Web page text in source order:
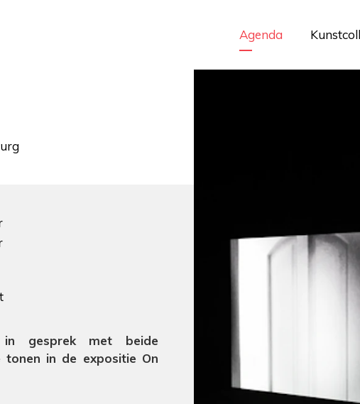
Agenda
gesprek met beide
in de expositie On